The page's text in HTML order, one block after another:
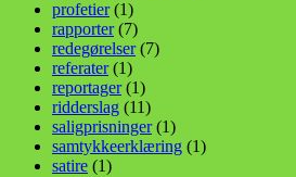
profetier(1)
rapporter(7)
redegørelser(7)
referater(1)
reportager(1)
ridderslag (11)
saligprisninger(1)
samtykkeerklæring (1)
satire (1)